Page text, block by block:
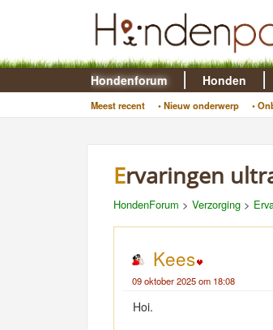
Hondenforum
Meest recent • Nieuw onderwerp •
Honden
Ervaringen
HondenForum > Verzorging >
Kees
09 oktober 2025 om 18:08
Hoi.